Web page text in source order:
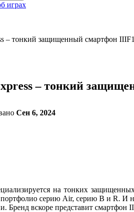
играх
– тонкий защищенный смартфон
– тонкий
Сен 6, 2024
на тонких
серию Air, серию B и R. И
Бренд вскоре представит смартфон